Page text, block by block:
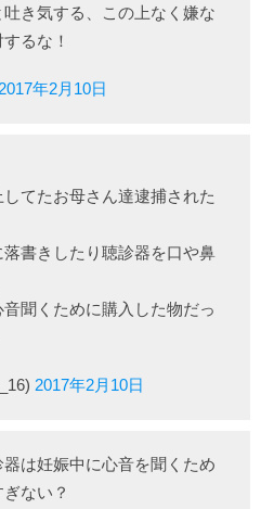
き気する、この上なく嫌な
るな！
2017年2月10日
てたお母さん達逮捕された
書きしたり聴診器を口や鼻
聞くために購入した物だっ
2017年2月10日
は妊娠中に心音を聞くため
ない？